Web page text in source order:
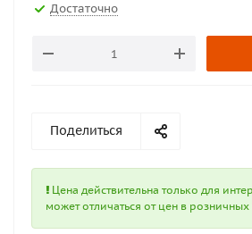
Достаточно
Поделиться
Цена действительна только для
может отличаться от цен в